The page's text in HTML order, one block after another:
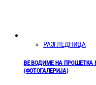
РАЗГЛЕДНИЦА
ВЕ ВОДИМЕ НА ПРОШЕТКА
(ФОТОГАЛЕРИЈА)